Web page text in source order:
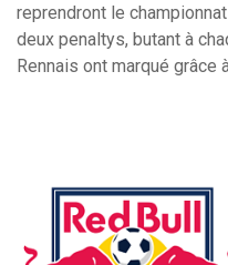
reprendront le
deux penaltys, butant à
Rennais ont marqué grâce